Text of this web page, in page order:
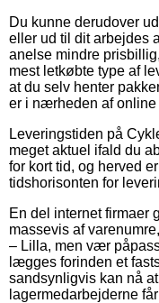
Du kunne derudover
eller ud til dit arbejdes
anelse mindre
mest letkøbte type af
at du selv henter
er i nærheden af online
Leveringstiden på
meget aktuel ifald du
for kort tid, og herved
tidshorisonten for
En del internet firmaer
massevis af
– Lilla, men vær
lægges forinden et
sandsynligvis kan nå
lagermedarbejderne